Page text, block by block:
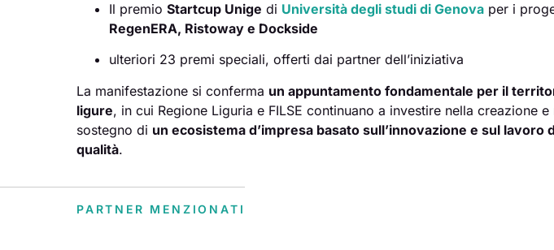
Il premioStartcup Unige di Università degli studi di Genova per i
RegenERA, Ristoway e Dockside
ulteriori 23 premi speciali, offerti dai partner dell’iniziativa
La manifestazione si conferma un appuntamento fondamentale per il
ligure, in cui Regione Liguria e FILSE continuano a investire nella creazione e
sostegno di un ecosistema d’impresa basato sull’innovazione e sul lavoro
qualità.
PARTNER MENZIONATI